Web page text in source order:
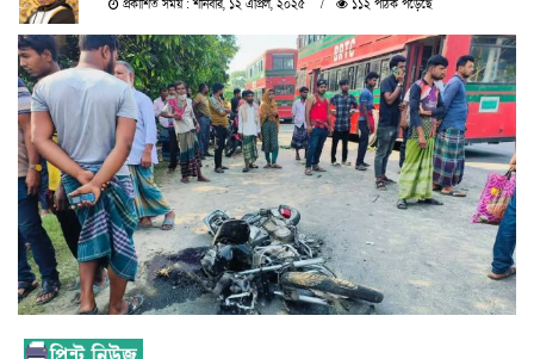
প্রকাশিত সময় : শনিবার, ১২ এপ্রিল, ২০২৫ ১১২ পাঠক পড়েছে